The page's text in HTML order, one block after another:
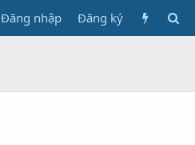
Đăng nhập Đăng ký